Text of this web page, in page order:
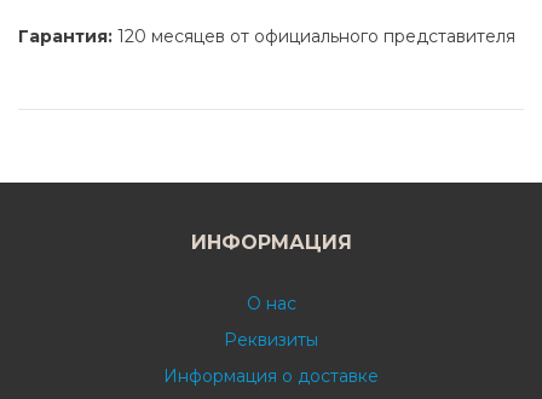
Гарантия: 120 месяцев от официального представителя
ИНФОРМАЦИЯ
О нас
Реквизиты
Информация о доставке